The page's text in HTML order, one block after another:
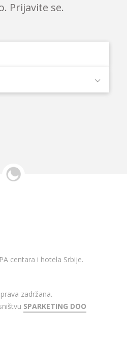
Prijavite se.
centara i hotela Srbije.
zadržana.
SPARKETING DOO